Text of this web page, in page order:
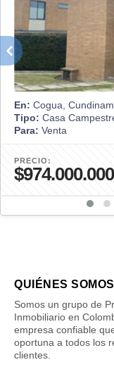
En: Cogua,
Tipo: Casa
Para: Venta
PRECIO:
$974.000.000
QUIÉNES SOMOS
Somos un grupo de
Inmobiliario en
empresa confiable
oportuna a todos los
clientes.